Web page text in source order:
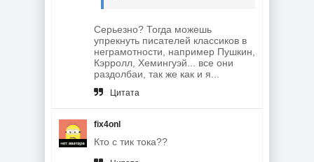
Серьезно? Тогда можешь
упрекнуть писателей классиков в
неграмотности, например Пушкин,
Кэрролл, Хемингуэй... все они
раздолбаи, так же как и я...
Цитата
fix4onl
Кто с тик тока??